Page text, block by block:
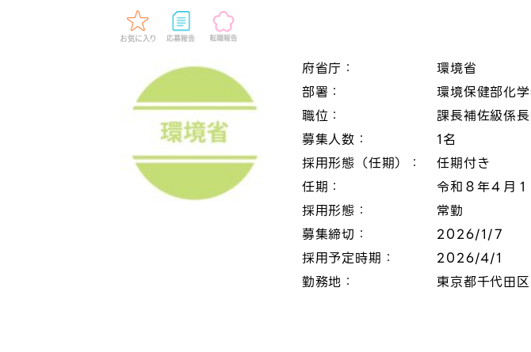
府省庁：
環境省
部署：
環境保健部化
職位：
課長補佐級係
募集人数：
1名
採用形態（任期）：
任期付き
任期：
令和８年４月
採用形態：
常勤
募集締切：
2026/1/7
採用予定時期：
2026/4/1
勤務地：
東京都千代田区